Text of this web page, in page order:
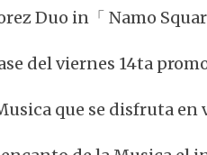
Duo in「 Namo
del viernes 14ta
que se disfruta en